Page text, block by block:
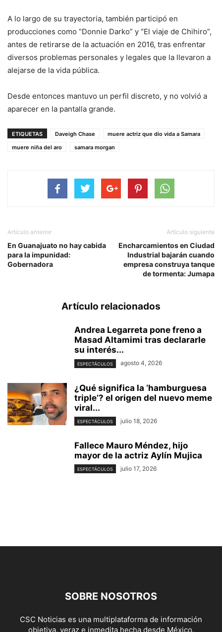
A lo largo de su trayectoria, también participó en
producciones como “Donnie Darko” y “El viaje de Chihiro”,
antes de retirarse de la actuación en 2016, tras enfrentar
diversos problemas personales y legales que la llevaron a
alejarse de la vida pública.
Desde entonces mantuvo un perfil discreto, y no volvió a
aparecer en la pantalla grande.
ETIQUETAS Daveigh Chase
muere actriz que dio vida a Samara
muere niña del aro
samara morgan
Artículo anterior
En Guanajuato no hay cabida
para la impunidad:
Gobernadora
Artículo siguiente
Encharcamientos en Ciudad
Industrial bajarán cuando
empresa construya tanque
de tormenta: Jumapa
Artículo relacionados
Andrea Legarreta pone freno a
Masad Altamimi tras declararle
su interés...
ESPECTÁCULOS agosto 4, 2026
¿Qué significa la ‘hamburguesa
triple’? el origen del nuevo meme
viral...
ESPECTÁCULOS julio 18, 2026
Fallece Mauro Méndez, hijo
mayor de la actriz Aylín Mujica
ESPECTÁCULOS julio 17, 2026
SOBRE NOSOTROS
CSC Noticias es una multiplataforma de información
objetiva, veraz e inmedita hecha desde México.